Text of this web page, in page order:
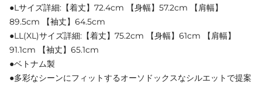
●Lサイズ詳細:【着丈】72.4cm 【身幅】57.2cm 【肩幅】
89.5cm 【袖丈】64.5cm
●LL(XL)サイズ詳細:【着丈】75.2cm 【身幅】61cm 【肩幅】
91.1cm 【袖丈】65.1cm
●ベトナム製
●多彩なシーンにフィットするオーソドックスなシルエットで提案